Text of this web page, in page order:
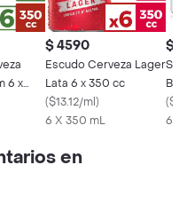
6 x
$ 4590
Escudo Cerveza Lager
Lata 6 x 350 cc
($13.12/ml)
6 X 350 mL
$
(
6 X
en